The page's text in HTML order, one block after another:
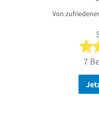
Von
7